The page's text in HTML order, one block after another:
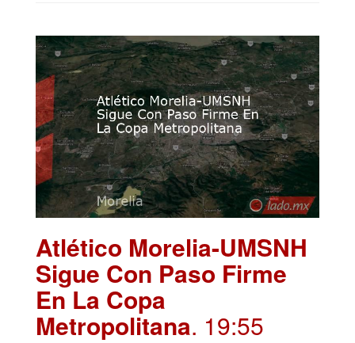
Atlético Morelia-UMSNH
Sigue Con Paso Firme
En La Copa
Metropolitana. 19:55